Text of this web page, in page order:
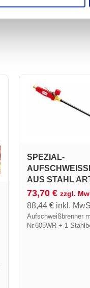
SPEZIAL-
US STAHL
73,70 € zzgl.
88,44 € inkl.
Aufschweißbrenner
Nr.605WR + 1